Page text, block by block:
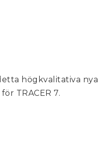
högkvalitativa nya
TRACER 7.